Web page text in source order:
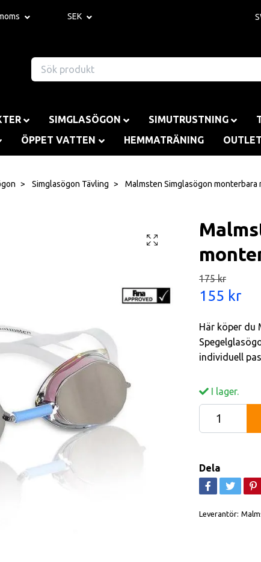
SEK
SIMGLASÖGON SIMUTRUSTNING
ÖPPET VATTEN HEMMATRÄNING OUTLET
Simglasögon Tävling Malmsten Simglasögon monterbara
175 kr
155 kr
Här köper du
individuell
I lager.
Dela
Leverantör: